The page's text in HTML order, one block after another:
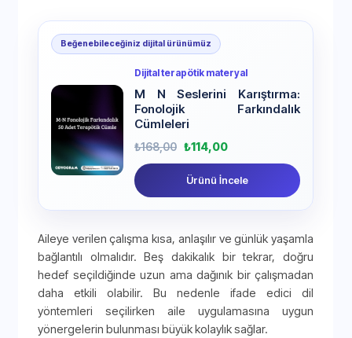
Beğenebileceğiniz dijital ürünümüz
Dijital terapötik materyal
M N Seslerini Karıştırma:
Fonolojik Farkındalık
Cümleleri
₺168,00 ₺114,00
Ürünü İncele
Aileye verilen çalışma kısa, anlaşılır ve günlük yaşamla
bağlantılı olmalıdır. Beş dakikalık bir tekrar, doğru
hedef seçildiğinde uzun ama dağınık bir çalışmadan
daha etkili olabilir. Bu nedenle ifade edici dil
yöntemleri seçilirken aile uygulamasına uygun
yönergelerin bulunması büyük kolaylık sağlar.